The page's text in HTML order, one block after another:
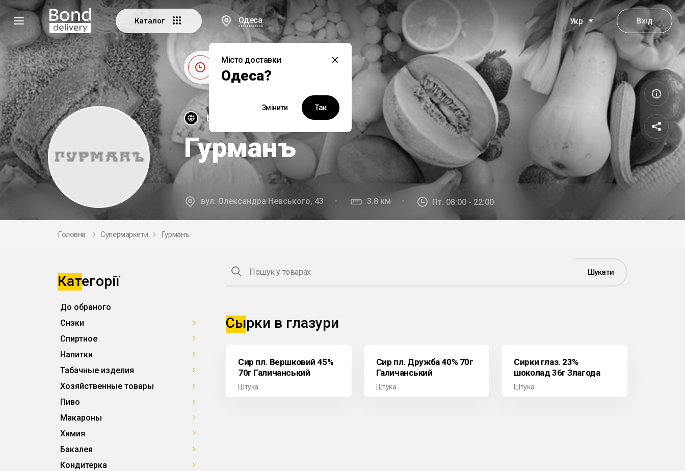
Каталог Одеса
Місто доставки
Одеса?
Змінити Так
Укр Вхід
Цей заклад наразі не працює
Ексклюзивно у Bond Delivery
Гурманъ
вул. Олександра Невського, 43 3.8 км Пт. 08:00 - 22:00
Головна Супермаркети Гурманъ
Категорії
До обраного
Снэки
Спиртное
Напитки
Табачные изделия
Хозяйственные товары
Пиво
Макароны
Химия
Бакалея
Кондитерка
Пошук у товарах Шукати
Сырки в глазури
Сир пл. Вершковий 45%
70г Галичанський
Штука
Сир пл. Дружба 40% 70г
Галичанський
Штука
Сирки глаз. 23%
шоколад 36г Злагода
Штука